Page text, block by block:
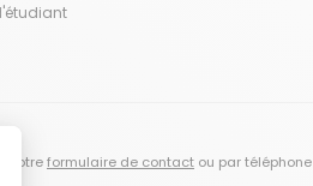
notreformulaire de contact ou par téléphone